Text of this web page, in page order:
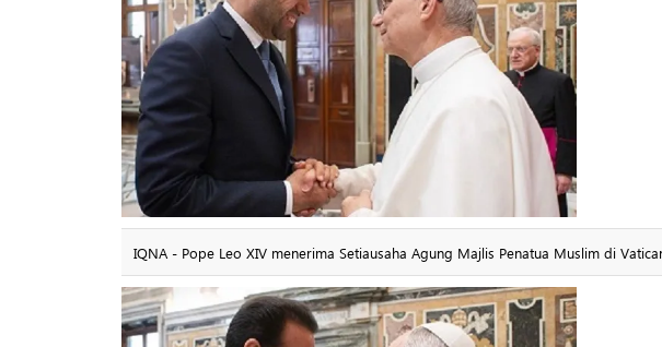
IQNA - Pope Leo XIV menerima Setiausaha Agung Majlis Penatua Muslim di